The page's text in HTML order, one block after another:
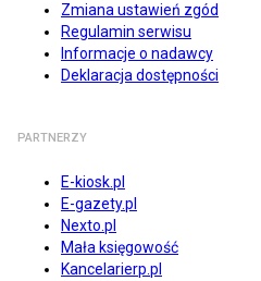
Zmiana ustawień zgód
Regulamin serwisu
Informacje o nadawcy
Deklaracja dostępności
PARTNERZY
E-kiosk.pl
E-gazety.pl
Nexto.pl
Mała księgowość
Kancelarierp.pl